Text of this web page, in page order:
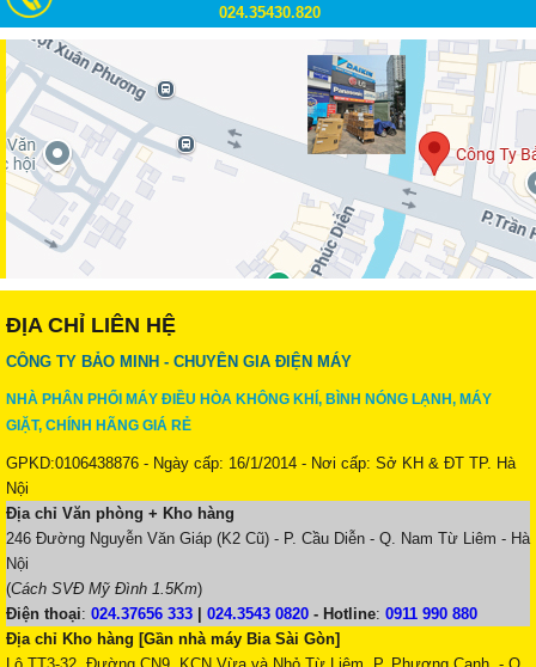
024.35430.820
ĐỊA CHỈ LIÊN HỆ
CÔNG TY BẢO MINH - CHUYÊN GIA ĐIỆN MÁY
NHÀ PHÂN PHỐI MÁY ĐIỀU HÒA KHÔNG KHÍ, BÌNH NÓNG LẠNH, MÁY
GIẶT, CHÍNH HÃNG GIÁ RẺ
GPKD:0106438876 - Ngày cấp: 16/1/2014 - Nơi cấp: Sở KH & ĐT TP. Hà
Nội
Địa chỉ Văn phòng + Kho hàng
246 Đường Nguyễn Văn Giáp (K2 Cũ) - P. Cầu Diễn - Q. Nam Từ Liêm - Hà
Nội
(Cách SVĐ Mỹ Đình 1.5Km)
Điện thoại: 024.37656 333 024.3543 0820 - Hotline: 0911 990 880
Địa chỉ Kho hàng [Gần nhà máy Bia Sài Gòn]